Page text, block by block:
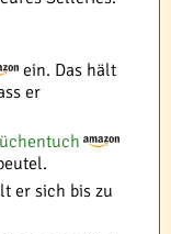
ein. Das hält
er
er sich bis zu